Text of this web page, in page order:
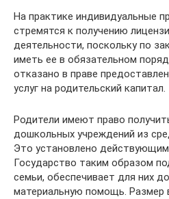
На практике индивидуальные
стремятся к получению
деятельности, поскольку по
иметь ее в обязательном
отказано в праве
услуг на родительский капитал.
Родители имеют право
дошкольных учреждений из
Это установлено
Государство таким образом
семьи, обеспечивает для них
материальную помощь.